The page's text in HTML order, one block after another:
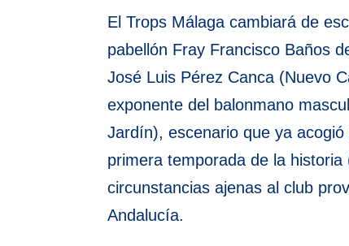
El Trops Málaga cambiará de
pabellón Fray Francisco Baños
José Luis Pérez Canca (Nuevo
exponente del balonmano
Jardín), escenario que ya
primera temporada de la
circunstancias ajenas al club
Andalucía.